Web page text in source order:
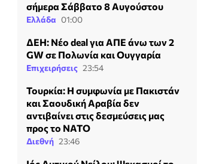
σήμερα Σάββατο 8 Αυγούστου
Ελλάδα 01:00
ΔΕΗ: Νέο deal για ΑΠΕ άνω των 2
GW σε Πολωνία και Ουγγαρία
Επιχειρήσεις 23:54
Τουρκία: Η συμφωνία με Πακιστάν
και Σαουδική Αραβία δεν
αντιβαίνει στις δεσμεύσεις μας
προς το ΝΑΤΟ
Διεθνή 23:46